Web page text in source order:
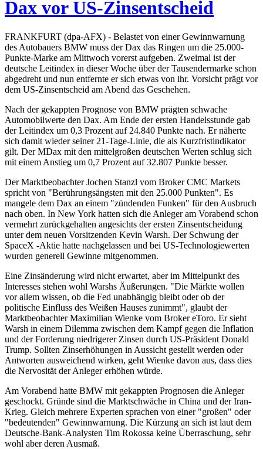
Dax vor US-Zinsentscheid
FRANKFURT (dpa-AFX) - Belastet von einer Gewinnwarnung
des Autobauers BMW muss der Dax das Ringen um die 25.000-
Punkte-Marke am Mittwoch vorerst aufgeben. Zweimal ist der
deutsche Leitindex in dieser Woche über der Tausendermarke schon
abgedreht und nun entfernte er sich etwas von ihr. Vorsicht prägt vor
dem US-Zinsentscheid am Abend das Geschehen.
Nach der gekappten Prognose von BMW prägten schwache
Automobilwerte den Dax. Am Ende der ersten Handelsstunde gab
der Leitindex um 0,3 Prozent auf 24.840 Punkte nach. Er näherte
sich damit wieder seiner 21-Tage-Linie, die als Kurzfristindikator
gilt. Der MDax mit den mittelgroßen deutschen Werten schlug sich
mit einem Anstieg um 0,7 Prozent auf 32.807 Punkte besser.
Der Marktbeobachter Jochen Stanzl vom Broker CMC Markets
spricht von "Berührungsängsten mit den 25.000 Punkten". Es
mangele dem Dax an einem "zündenden Funken" für den Ausbruch
nach oben. In New York hatten sich die Anleger am Vorabend schon
vermehrt zurückgehalten angesichts der ersten Zinsentscheidung
unter dem neuen Vorsitzenden Kevin Warsh. Der Schwung der
SpaceX -Aktie hatte nachgelassen und bei US-Technologiewerten
wurden generell Gewinne mitgenommen.
Eine Zinsänderung wird nicht erwartet, aber im Mittelpunkt des
Interesses stehen wohl Warshs Äußerungen. "Die Märkte wollen
vor allem wissen, ob die Fed unabhängig bleibt oder ob der
politische Einfluss des Weißen Hauses zunimmt", glaubt der
Marktbeobachter Maximilian Wienke vom Broker eToro. Er sieht
Warsh in einem Dilemma zwischen dem Kampf gegen die Inflation
und der Forderung niedrigerer Zinsen durch US-Präsident Donald
Trump. Sollten Zinserhöhungen in Aussicht gestellt werden oder
Antworten ausweichend wirken, geht Wienke davon aus, dass dies
die Nervosität der Anleger erhöhen würde.
Am Vorabend hatte BMW mit gekappten Prognosen die Anleger
geschockt. Gründe sind die Marktschwäche in China und der Iran-
Krieg. Gleich mehrere Experten sprachen von einer "großen" oder
"bedeutenden" Gewinnwarnung. Die Kürzung an sich ist laut dem
Deutsche-Bank-Analysten Tim Rokossa keine Überraschung, sehr
wohl aber deren Ausmaß.